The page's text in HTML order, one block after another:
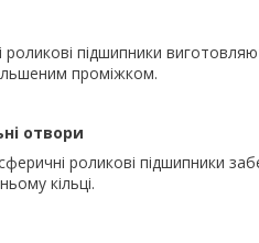
роликові підшипники
проміжком.
отвори
роликові підшипники
кільці.